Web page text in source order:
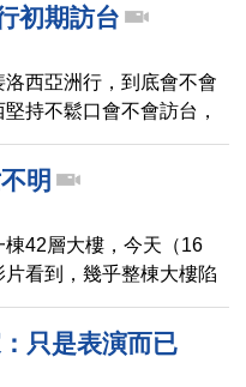
初期訪台
西亞洲行，到底會不會
持不鬆口會不會訪台，
實，裴洛西確定會到訪
明
42層大樓，今天（16
看到，幾乎整棟大樓陷
者表示，現場猶如電影
中國電信大樓高218公
明火，還沒有發現人員
只是表演而已